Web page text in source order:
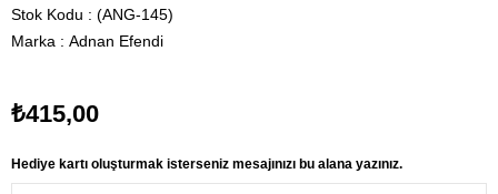
Stok Kodu
(ANG-145)
Marka : Adnan Efendi
₺415,00
Hediye kartı oluşturmak isterseniz mesajınızı bu alana yazınız.